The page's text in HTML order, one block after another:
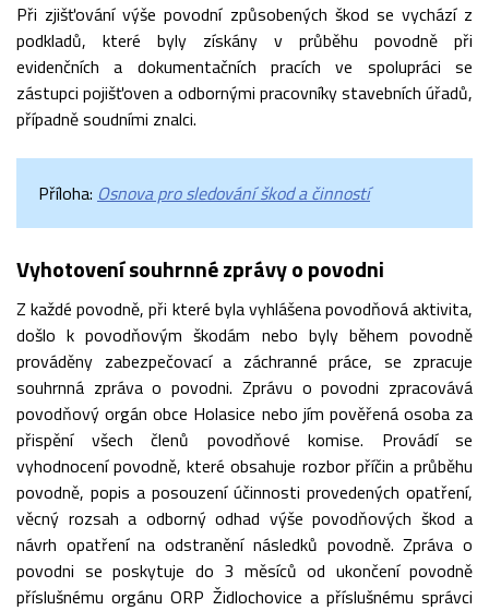
Při zjišťování výše povodní způsobených škod se vychází z
podkladů, které byly získány v průběhu povodně při
evidenčních a dokumentačních pracích ve spolupráci se
zástupci pojišťoven a odbornými pracovníky stavebních úřadů,
případně soudními znalci.
Příloha: Osnova pro sledování škod a činností
Vyhotovení souhrnné zprávy o povodni
Z každé povodně, při které byla vyhlášena povodňová aktivita,
došlo k povodňovým škodám nebo byly během povodně
prováděny zabezpečovací a záchranné práce, se zpracuje
souhrnná zpráva o povodni. Zprávu o povodni zpracovává
povodňový orgán obce Holasice nebo jím pověřená osoba za
přispění všech členů povodňové komise. Provádí se
vyhodnocení povodně, které obsahuje rozbor příčin a průběhu
povodně, popis a posouzení účinnosti provedených opatření,
věcný rozsah a odborný odhad výše povodňových škod a
návrh opatření na odstranění následků povodně. Zpráva o
povodni se poskytuje do 3 měsíců od ukončení povodně
příslušnému orgánu ORP Židlochovice a příslušnému správci